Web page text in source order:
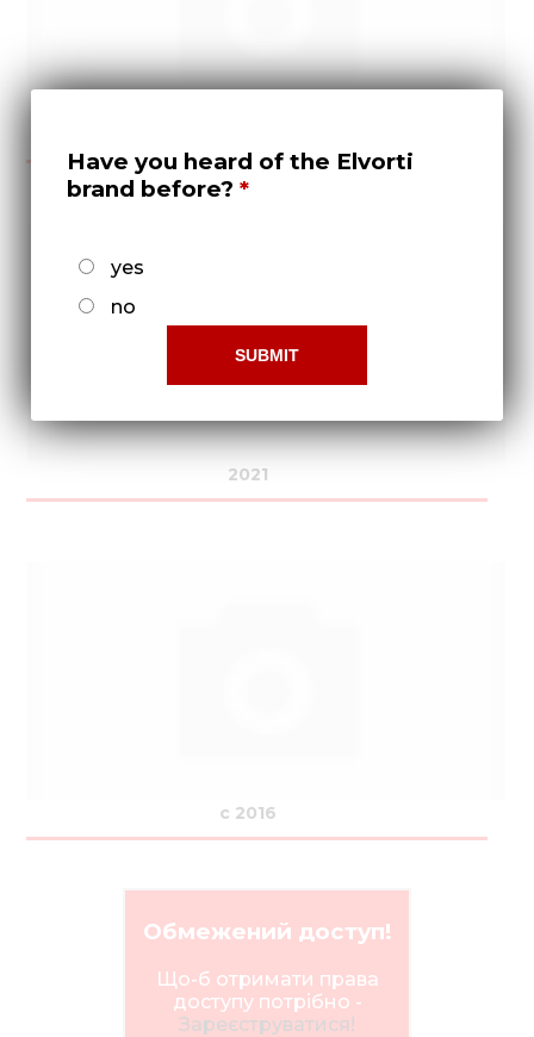
2021
с 2016
Обмежений доступ!
Що-б отримати права
доступу потрібно -
Зареєструватися!
Have you heard of the Elvorti
brand before?
yes
no